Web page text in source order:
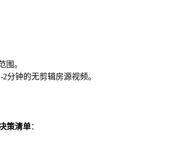
围。
分钟的无剪辑房源视频。
策清单：